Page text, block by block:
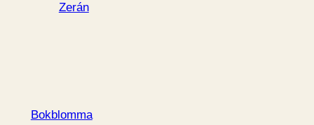
Zerán
Bokblomma